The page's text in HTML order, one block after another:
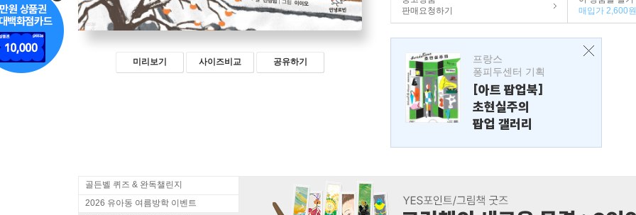
미리보기 사이즈비교 공유하기
판매요청하기
매입가 2,600원
프랑스
퐁피두센터 기획
[아트 팝업북]
초현실주의
팝업 갤러리
골든벨 퀴즈 & 완독챌린지
2026 유아동 여름방학 이벤트